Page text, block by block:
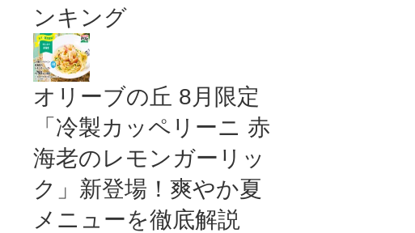
ンキング
オリーブの丘 8月限定
「冷製カッペリーニ 赤
海老のレモンガーリッ
ク」新登場！爽やか夏
メニューを徹底解説